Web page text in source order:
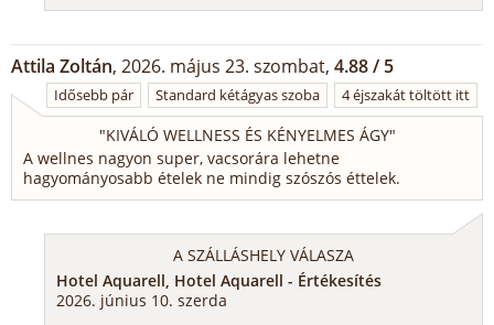
Attila Zoltán, 2026. május 23. szombat, 4.88 / 5
Idősebb pár Standard kétágyas szoba 4 éjszakát töltött itt
"KIVÁLÓ WELLNESS ÉS KÉNYELMES ÁGY"
A wellnes nagyon super, vacsorára lehetne
hagyományosabb ételek ne mindig szószós éttelek.
A SZÁLLÁSHELY VÁLASZA
Hotel Aquarell, Hotel Aquarell - Értékesítés
2026. június 10. szerda